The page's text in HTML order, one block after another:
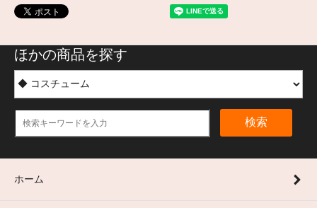
ほかの商品を探す
検索
ホーム